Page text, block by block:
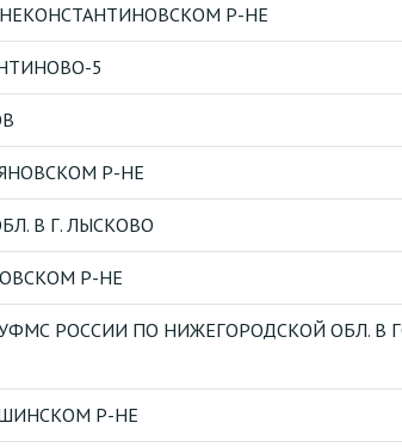
Р-НЕ
5
Р-НЕ
В Г. ЛЫСКОВО
Р-НЕ
РОССИИ ПО НИЖЕГОРОДСКОЙ ОБЛ. В
Р-НЕ